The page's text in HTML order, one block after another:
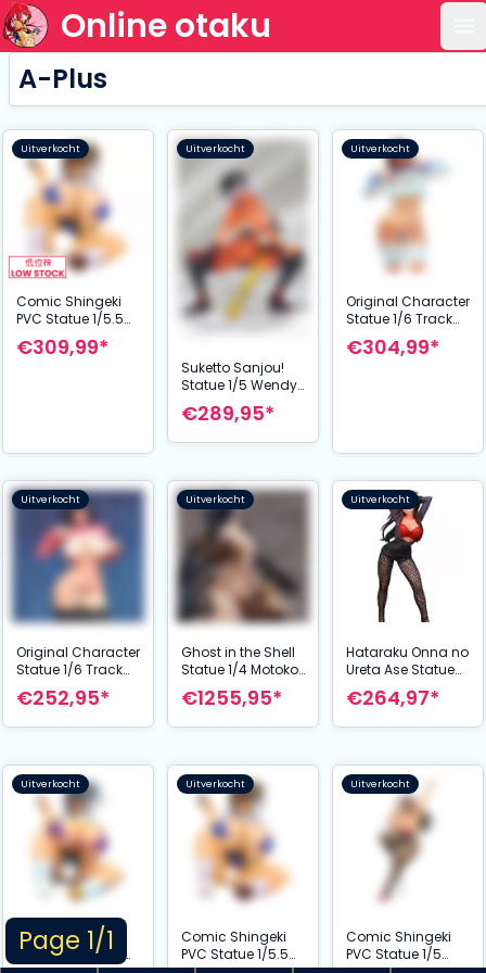
Online otaku
Page 1/1
A-Plus
Uitverkocht
Comic Shingeki
PVC Statue 1/5.5
TKyoku Taiheiten
Cover Girl Yui
€309,99*
Uitverkocht
Suketto Sanjou!
Statue 1/5 Wendy
Crawford
Dark.Cos 19 cm
€289,95*
Uitverkocht
Original Character
Statue 1/6 Track
and Field Girl
Minori Niki Ver. 2 27
€304,99*
Uitverkocht
Original Character
Statue 1/6 Track
and Field Girl
Minori Niki 27 cm
€252,95*
Uitverkocht
Ghost in the Shell
Statue 1/4 Motoko
Kusanagi 27 cm
€1255,95*
Uitverkocht
Hataraku Onna no
Ureta Ase Statue
1/6 Otome
Kurosama Ver. 1.1
€264,97*
Uitverkocht
Comic Shingeki
PVC Statue 1/5.5
Uitverkocht
Comic Shingeki
PVC Statue 1/5.5
Uitverkocht
Comic Shingeki
PVC Statue 1/5